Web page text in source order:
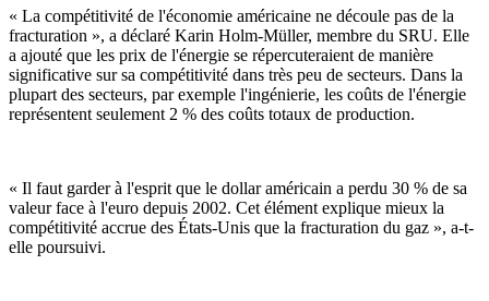
« La compétitivité de l'économie américaine ne découle pas de la
fracturation », a déclaré Karin Holm-Müller, membre du SRU. Elle
a ajouté que les prix de l'énergie se répercuteraient de manière
significative sur sa compétitivité dans très peu de secteurs. Dans la
plupart des secteurs, par exemple l'ingénierie, les coûts de l'énergie
représentent seulement 2 % des coûts totaux de production.
« Il faut garder à l'esprit que le dollar américain a perdu 30 % de sa
valeur face à l'euro depuis 2002. Cet élément explique mieux la
compétitivité accrue des États-Unis que la fracturation du gaz », a-t-
elle poursuivi.